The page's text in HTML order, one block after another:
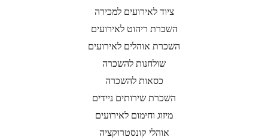
ציוד לאירועים למכירה
השכרת ריהוט לאירועים
השכרת אוהלים לאירועים
שולחנות להשכרה
כסאות להשכרה
השכרת שירותים ניידים
מיזוג וחימום לאירועים
אוהלי קונסטרוקציה